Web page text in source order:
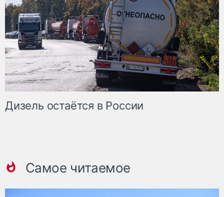
Дизель остаётся в России
Самое читаемое